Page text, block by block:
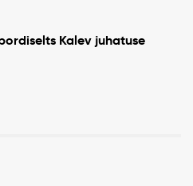
Kalev juhatuse